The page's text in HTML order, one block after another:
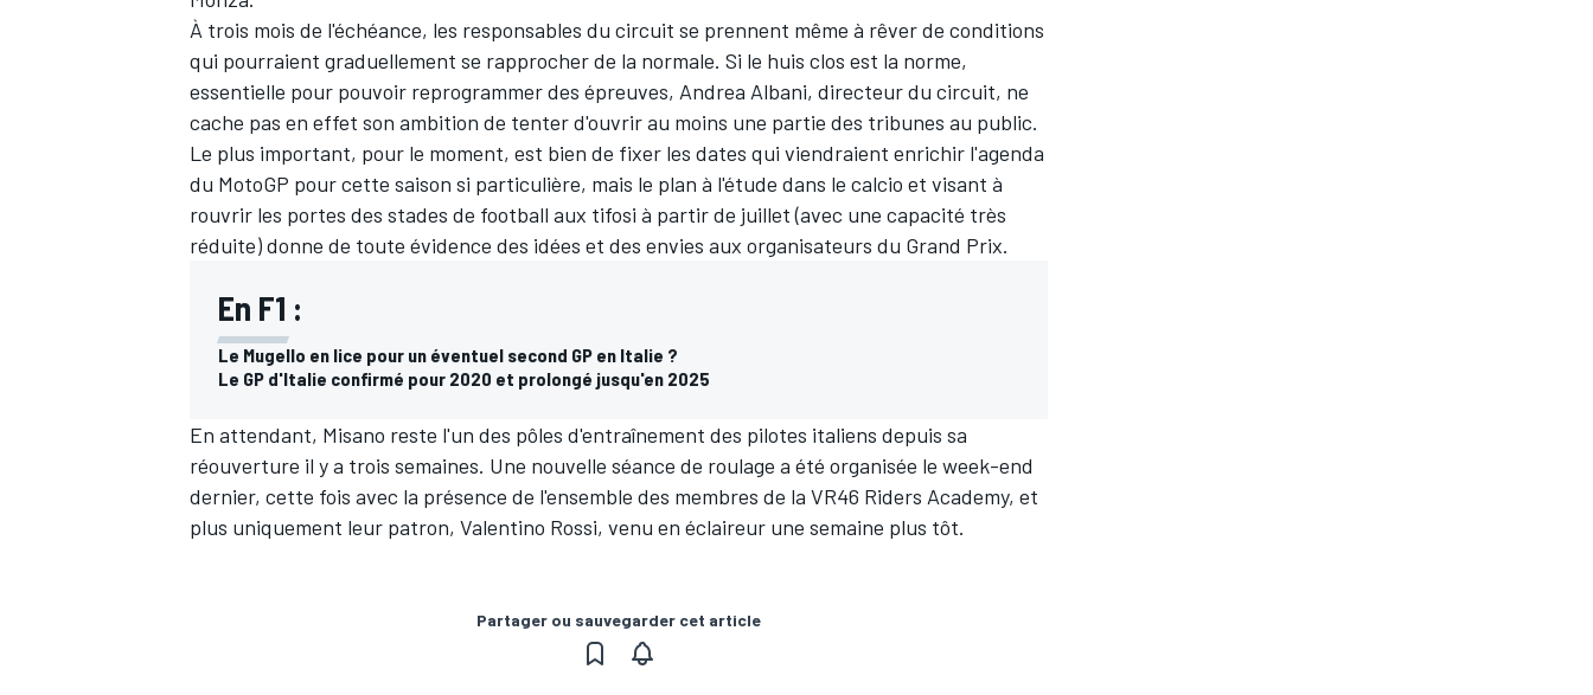
AUTRES CHAMPIONNATS
À trois mois de l'échéance, les responsables du circuit se prennent même à rêver de conditions
qui pourraient graduellement se rapprocher de la normale. Si le huis clos est la norme,
essentielle pour pouvoir reprogrammer des épreuves, Andrea Albani, directeur du circuit, ne
cache pas en effet son ambition de tenter d'ouvrir au moins une partie des tribunes au public.
Le plus important, pour le moment, est bien de fixer les dates qui viendraient enrichir l'agenda
du MotoGP pour cette saison si particulière, mais le plan à l'étude dans le calcio et visant à
rouvrir les portes des stades de football aux tifosi à partir de juillet (avec une capacité très
réduite) donne de toute évidence des idées et des envies aux organisateurs du Grand Prix.
En F1 :
Le Mugello en lice pour un éventuel second GP en Italie ?
Le GP d'Italie confirmé pour 2020 et prolongé jusqu'en 2025
En attendant, Misano reste l'un des pôles d'entraînement des pilotes italiens depuis sa
réouverture il y a trois semaines. Une nouvelle séance de roulage a été organisée le week-end
dernier, cette fois avec la présence de l'ensemble des membres de la VR46 Riders Academy, et
plus uniquement leur patron, Valentino Rossi, venu en éclaireur une semaine plus tôt.
Partager ou sauvegarder cet article